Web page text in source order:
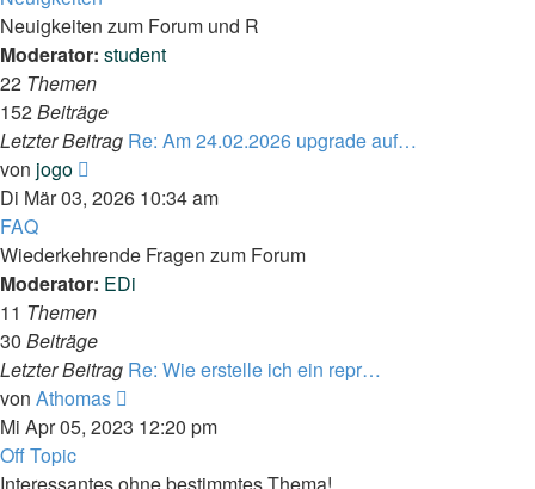
Neuigkeiten zum Forum und R
Moderator: student
22 Themen
152Beiträge
Letzter Beitrag Re: Am 24.02.2026 upgrade auf…
von jogo
Beitrag
Di Mär 03, 2026 10:34 am
FAQ
Wiederkehrende Fragen zum Forum
Moderator: EDi
11 Themen
30 Beiträge
Letzter Beitrag Re: Wie erstelle ich ein repr…
von Athomas
Beitrag
Mi Apr 05, 2023 12:20 pm
Off Topic